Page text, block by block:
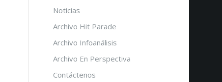
Noticias
Archivo Hit Parade
Archivo Infoanálisis
Archivo En Perspectiva
Contáctenos